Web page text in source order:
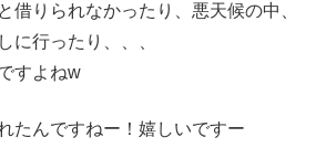
借りられなかったり、悪天候の中、
に行ったり、、、
すよねw
たんですねー！嬉しいですー